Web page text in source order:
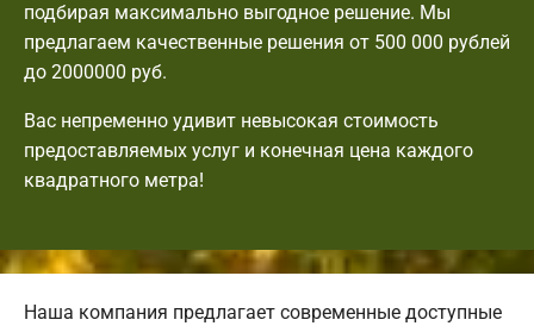
подбирая максимально выгодное решение. Мы
предлагаем качественные решения от 500 000 рублей
до 2000000 руб.
Вас непременно удивит невысокая стоимость
предоставляемых услуг и конечная цена каждого
квадратного метра!
Наша компания предлагает современные доступные